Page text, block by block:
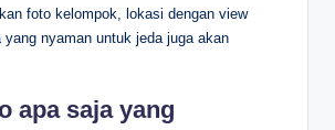
foto kelompok, lokasi dengan view
yang nyaman untuk jeda juga akan
apa saja yang